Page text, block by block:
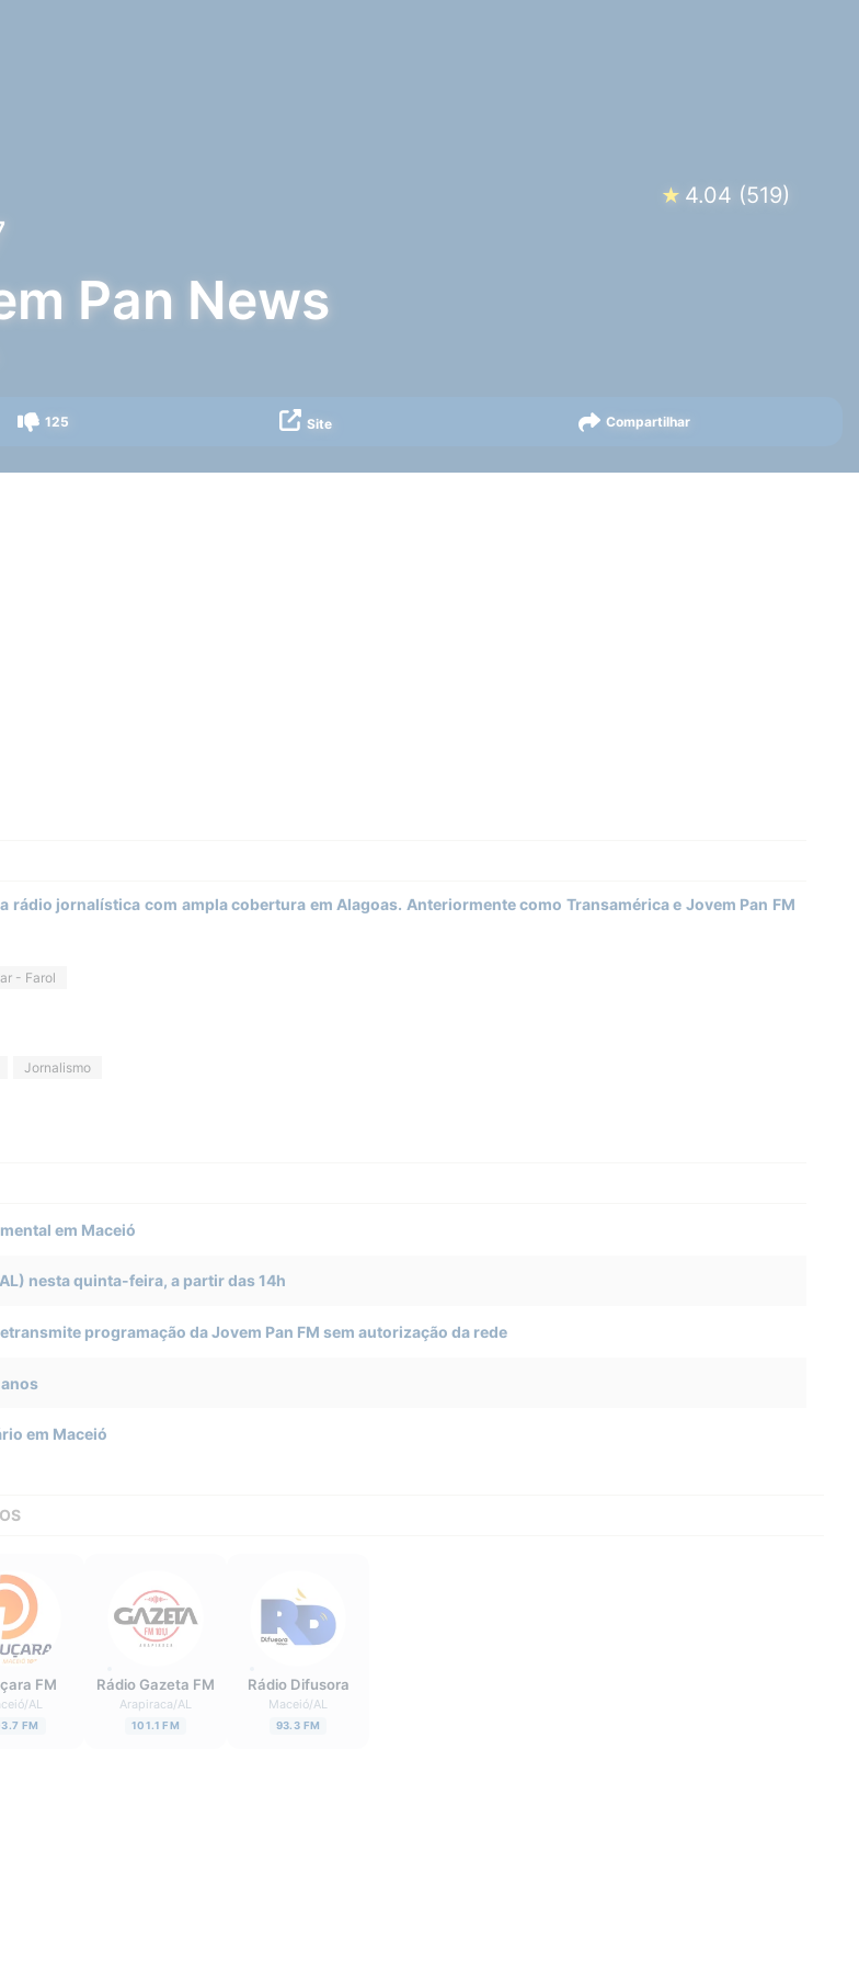
★ 4.04 (519)
Pan News
125 Site Compartilhar
rádio jornalística com ampla cobertura em Alagoas. Anteriormente como Transamérica e Jovem Pan FM
- Farol
Jornalismo
em Maceió
nesta quinta-feira, a partir das 14h
programação da Jovem Pan FM sem autorização da rede
em Maceió
FM
/AL
FM
Rádio Gazeta FM
Arapiraca/AL
101.1 FM
Rádio Difusora
Maceió/AL
93.3 FM